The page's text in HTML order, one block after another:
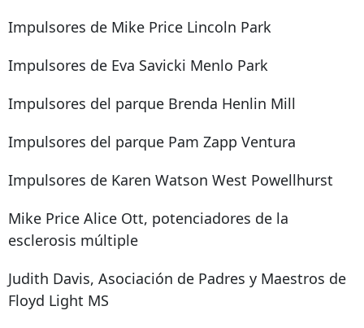
Impulsores de Mike Price Lincoln Park
Impulsores de Eva Savicki Menlo Park
Impulsores del parque Brenda Henlin Mill
Impulsores del parque Pam Zapp Ventura
Impulsores de Karen Watson West Powellhurst
Mike Price Alice Ott, potenciadores de la
esclerosis múltiple
Judith Davis, Asociación de Padres y Maestros de
Floyd Light MS